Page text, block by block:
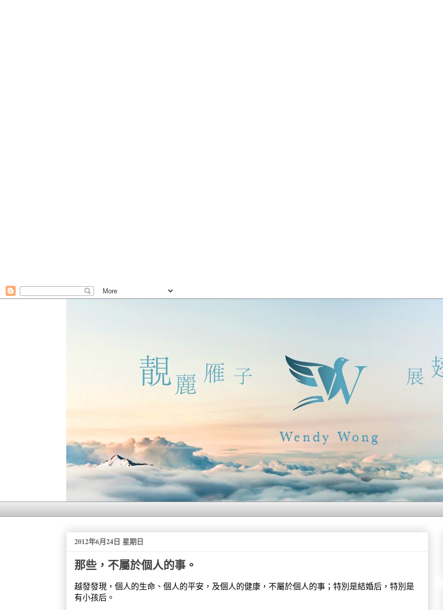
2012年6月24日 星期日
那些，不屬於個人的事。
越發發現，個人的生命、個人的平安，及個人的健康，不屬於個人的事；特別是結婚后，特別是
有小孩后。